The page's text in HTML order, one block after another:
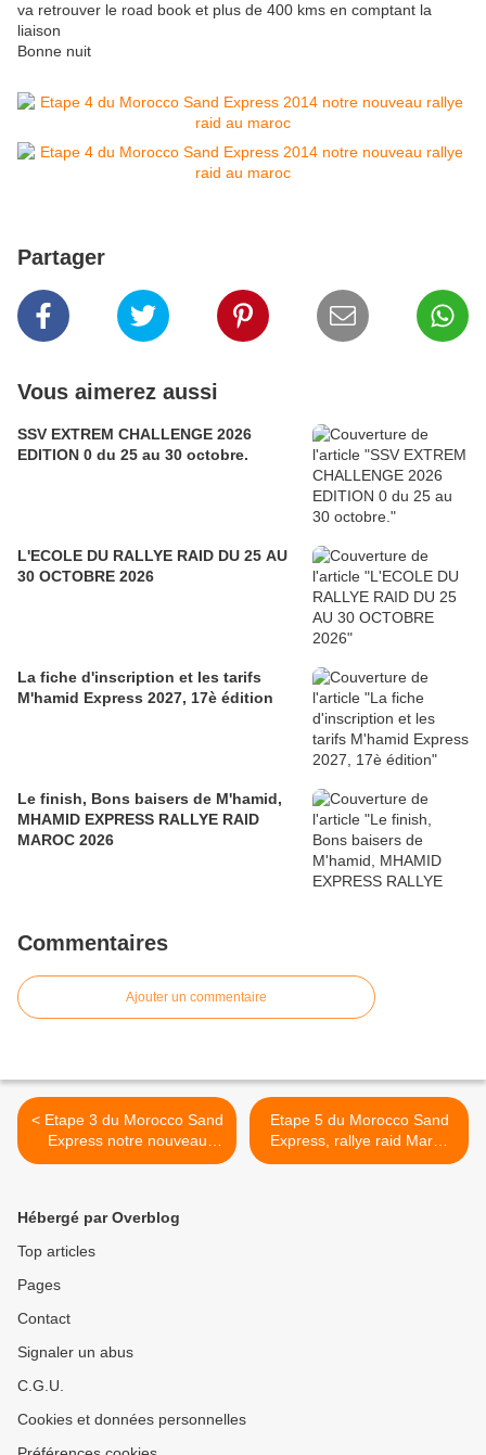
va retrouver le road book et plus de 400 kms en comptant la
liaison
Bonne nuit
Partager
Vous aimerez aussi
SSV EXTREM CHALLENGE 2026
EDITION 0 du 25 au 30 octobre.
L'ECOLE DU RALLYE RAID DU 25 AU
30 OCTOBRE 2026
La fiche d'inscription et les tarifs
M'hamid Express 2027, 17è édition
Le finish, Bons baisers de M'hamid,
MHAMID EXPRESS RALLYE RAID
MAROC 2026
Commentaires
Ajouter un commentaire
< Etape 3 du Morocco Sand
Express notre nouveau
rallye raid du maroc
Etape 5 du Morocco Sand
Express, rallye raid Maroc
dunes de M'hamid,
Hébergé par Overblog
Top articles
Pages
Contact
Signaler un abus
C.G.U.
Cookies et données personnelles